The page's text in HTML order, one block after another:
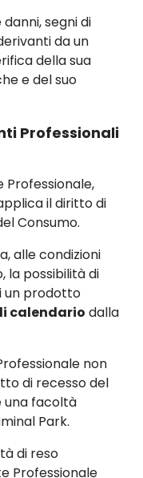
segni di
da un
della sua
e del suo
Professionali
Professionale,
il diritto di
Consumo.
alle condizioni
la possibilità di
un prodotto
calendario dalla
non
di recesso del
una facoltà
Park.
di reso
Professionale